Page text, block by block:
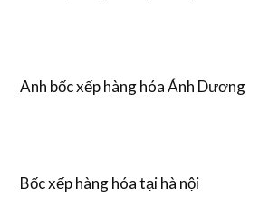
Anh bốc xếp hàng hóa Ánh Dương
Bốc xếp hàng hóa tại hà nội